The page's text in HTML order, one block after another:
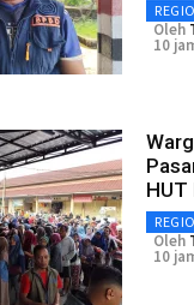
Oleh
10
HUT
Oleh
10